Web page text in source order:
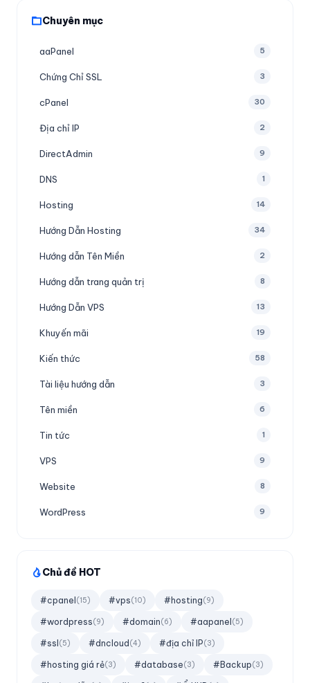
Chuyên mục
aaPanel 5
Chứng Chỉ SSL 3
cPanel 30
Địa chỉ IP 2
DirectAdmin 9
DNS 1
Hosting 14
Hướng Dẫn Hosting 34
Hướng dẫn Tên Miền 2
Hướng dẫn trang quản trị 8
Hướng Dẫn VPS 13
Khuyến mãi 19
Kiến thức 58
Tài liệu hướng dẫn 3
Tên miền 6
Tin tức 1
VPS 9
Website 8
WordPress 9
Chủ đề HOT
#cpanel (15) #vps(10) #hosting(9)
#wordpress(9) #domain(6) #aapanel (5)
#ssl (5) #dncloud (4) #địa chỉ IP(3)
#hosting giá rẻ(3) #database(3) #Backup(3)